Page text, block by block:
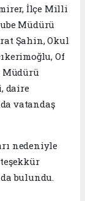
İlçe Milli
Müdürü
Şahin, Okul
Of
Müdürü
daire
vatandaş
nedeniyle
bulundu.